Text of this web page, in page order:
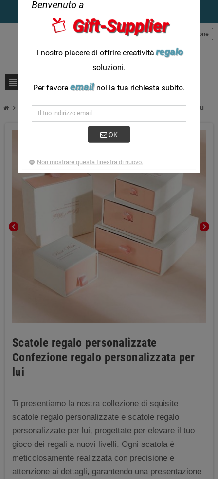
view_headline
person Registrazione
chevron_right Scatole regalo personalizzate Confezione regalo personalizzata per lui
chevron_left chevron_right
Scatole regalo personalizzate
Confezione regalo personalizzata per
lui
Ti presentiamo la nostra collezione di squisite
scatole regalo personalizzate e scatole regalo
personalizzate per lui, progettate per elevare il tuo
gioco dei regali a nuovi livelli. Ogni scatola è
meticolosamente realizzata con precisione e
attenzione ai dettagli, garantendo una presentazione
Benvenuto a
Gift-Supplier
Il nostro piacere di offrire creativitàregalo
soluzioni.
Per favore emailnoi la tua richiesta subito.
OK
Non mostrare questa finestra di nuovo.